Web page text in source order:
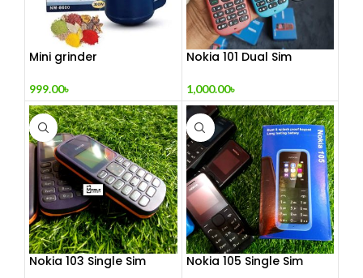
Mini grinder
999.00৳
Nokia 101 Dual Sim
1,000.00৳
Nokia 103 Single Sim
Nokia 105 Single Sim